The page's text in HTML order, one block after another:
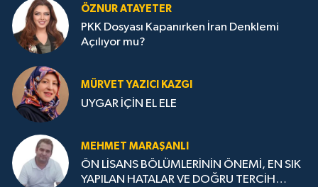
ÖZNUR ATAYETER
PKK Dosyası Kapanırken İran Denklemi
Açılıyor mu?
MÜRVET YAZICI KAZGI
UYGAR İÇİN EL ELE
MEHMET MARAŞANLI
ÖN LİSANS BÖLÜMLERİNİN ÖNEMİ, EN SIK
YAPILAN HATALAR VE DOĞRU TERCİH